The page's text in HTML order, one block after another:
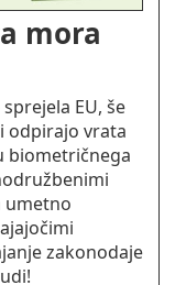
mora
EU, še
odpirajo vrata
biometričnega
umetno
zakonodaje